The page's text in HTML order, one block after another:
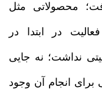
محصولاتی مثل
در ابتدا در
نداشت؛ نه جایی
انجام آن وجود